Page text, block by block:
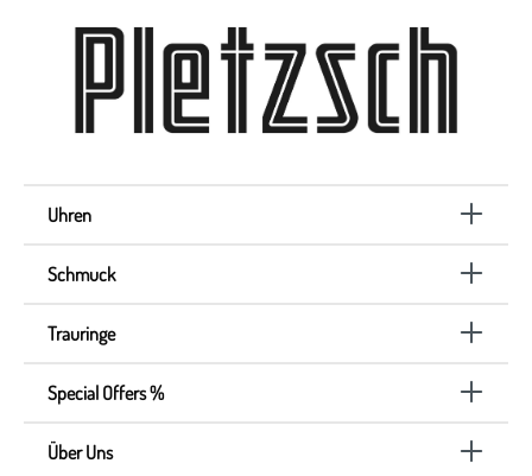
Uhren
Schmuck
Trauringe
Special Offers %
Über Uns